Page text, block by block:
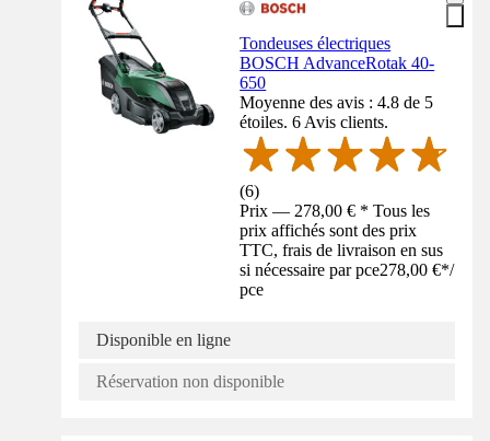
Tondeuses électriques
BOSCH AdvanceRotak 40-
650
Moyenne des avis : 4.8 de 5
étoiles. 6 Avis clients.
(6)
Prix — 278,00 € * Tous les
prix affichés sont des prix
TTC, frais de livraison en sus
si nécessaire par pce278,00 €*/
pce
Disponible en ligne
Réservation non disponible